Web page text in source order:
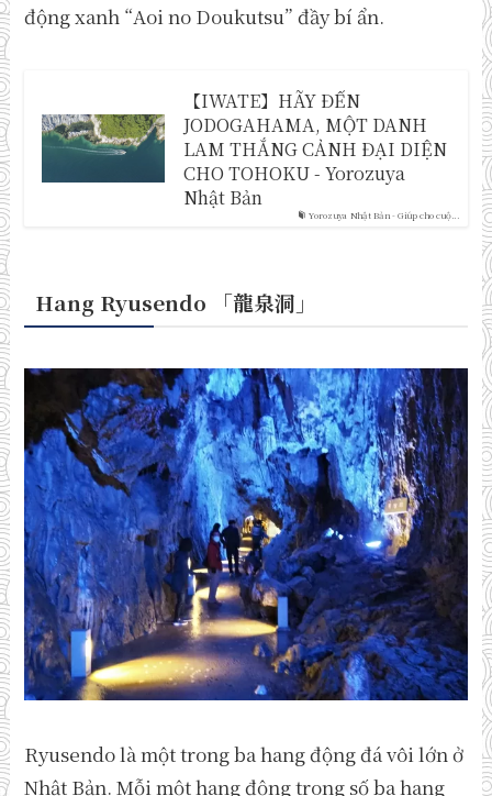
động xanh “Aoi no Doukutsu” đầy bí ẩn.
Yorozuya Nhật Bản - Giúp cho cuộ...
【IWATE】HÃY ĐẾN
JODOGAHAMA, MỘT DANH
LAM THẮNG CẢNH ĐẠI DIỆN
CHO TOHOKU - Yorozuya
Nhật Bản
Hang Ryusendo 「龍泉洞 」
Ryusendo là một trong ba hang động đá vôi lớn ở
Nhật Bản. Mỗi một hang động trong số ba hang